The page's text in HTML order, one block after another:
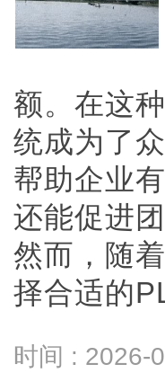
额。在这
统成为了
帮助企业
还能促进
然而，随
择合适的
时间 : 2026-